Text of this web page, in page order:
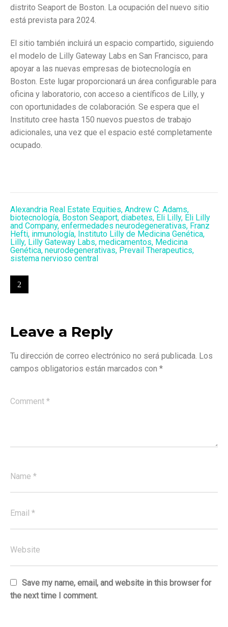
distrito Seaport de Boston. La ocupación del nuevo sitio
está prevista para 2024.
El sitio también incluirá un espacio compartido, siguiendo
el modelo de Lilly Gateway Labs en San Francisco, para
apoyar a las nuevas empresas de biotecnología en
Boston. Este lugar proporcionará un área configurable para
oficina y laboratorio, con acceso a científicos de Lilly, y
con oportunidades de colaboración. Se espera que el
Instituto cree hasta 150 nuevos puestos de trabajo
adicionales, una vez que el espacio esté completamente
ocupado.
Alexandria Real Estate Equities, Andrew C. Adams,
biotecnología, Boston Seaport, diabetes, Eli Lilly, Eli Lilly
and Company, enfermedades neurodegenerativas, Franz
Hefti, inmunología, Instituto Lilly de Medicina Genética,
Lilly, Lilly Gateway Labs, medicamentos, Medicina
Genética, neurodegenerativas, Prevail Therapeutics,
sistema nervioso central
Leave a Reply
Tu dirección de correo electrónico no será publicada. Los
campos obligatorios están marcados con *
Save my name, email, and website in this browser for
the next time I comment.